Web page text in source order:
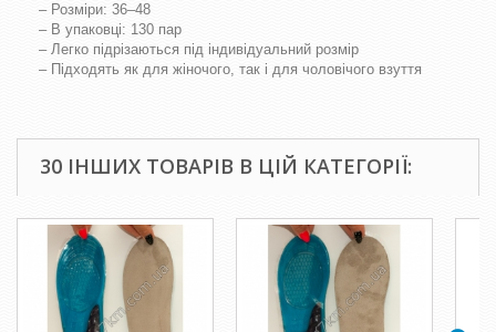
– Розміри: 36–48
– В упаковці: 130 пар
– Легко підрізаються під індивідуальний розмір
– Підходять як для жіночого, так і для чоловічого взуття
30 ІНШИХ ТОВАРІВ В ЦІЙ КАТЕГОРІЇ: